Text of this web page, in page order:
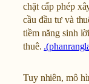
chặt cấp phép
cầu đầu tư và
tiềm năng sinh
thuê.
Tuy nhiên, mô